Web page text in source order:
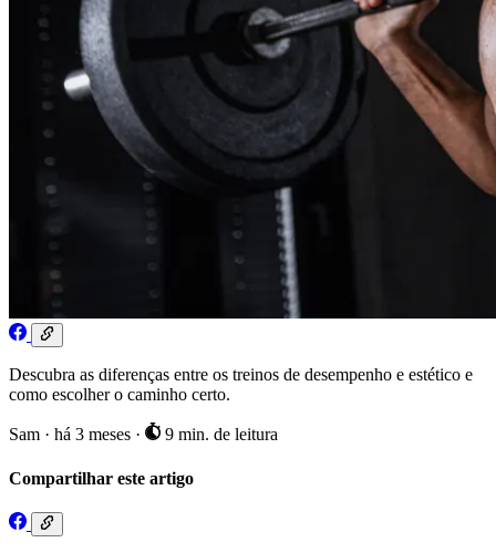
Descubra as diferenças entre os treinos de desempenho e estético e
como escolher o caminho certo.
Sam · há 3 meses · 9 min. de leitura
Compartilhar este artigo